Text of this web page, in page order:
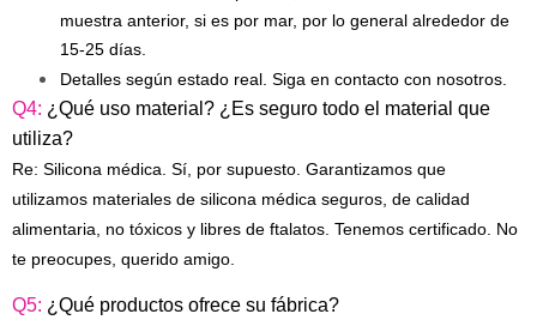
muestra anterior, si es por mar, por lo general alrededor de
15-25 días.
Detalles según estado real. Siga en contacto con nosotros.
Q4: ¿Qué uso material? ¿Es seguro todo el material que
utiliza?
Re: Silicona médica. Sí, por supuesto. Garantizamos que
utilizamos materiales de silicona médica seguros, de calidad
alimentaria, no tóxicos y libres de ftalatos. Tenemos certificado. No
te preocupes, querido amigo.
Q5: ¿Qué productos ofrece su fábrica?